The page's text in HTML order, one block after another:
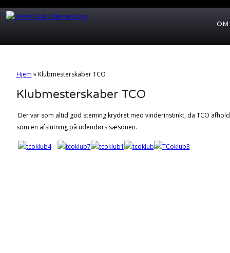
OM
Hjem »Klubmesterskaber TCO
Klubmesterskaber TCO
Der var som altid god steming krydret med vinderinstinkt, da TCO
som en afslutning på udendørs sæsonen.